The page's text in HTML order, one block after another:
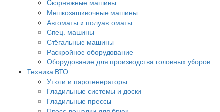
Cкорняжные машины
Мешкозашивочные машины
Автоматы и полуавтоматы
Спец. машины
Стёгальные машины
Раскройное оборудование
Оборудование для производства головных уборов
Техника ВТО
Утюги и парогенераторы
Гладильные системы и доски
Гладильные прессы